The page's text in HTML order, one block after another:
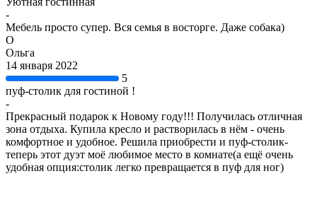
-
Мебель просто супер. Вся семья в восторге. Даже собака)
О
Ольга
14 января 2022
5
пуф-столик для гостиной !
-
Прекрасный подарок к Новому году!!! Получилась отличная
зона отдыха. Купила кресло и растворилась в нём - очень
комфортное и удобное. Решила приобрести и пуф-столик-
теперь этот дуэт моё любимое место в комнате(а ещё очень
удобная опция:столик легко превращается в пуф для ног)